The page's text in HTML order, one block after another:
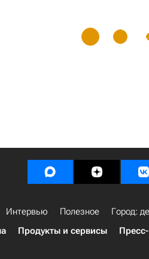
Интервью Полезное Город:
Продукты и сервисы